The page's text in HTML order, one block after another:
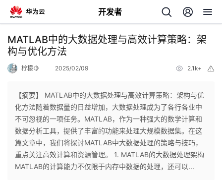
开发者
返
回
个
人
主
我
的
MATLAB中的大数据处理与高效计算策略：架
构与优化方法
柠檬🍋 2025/02/09 2.1k+
【摘要】 MATLAB中的大数据处理与高效计算策略：架构与优
化方法随着数据量的日益增加，大数据处理成为了各行各业中
不可忽视的一项任务。MATLAB，作为一种强大的数学计算和
数据分析工具，提供了丰富的功能来处理大规模数据集。在这
篇文章中，我们将探讨MATLAB中大数据处理的策略与技巧，
重点关注高效计算和资源管理。 1. MATLAB的大数据处理架构
MATLAB的计算能力不仅限于内存中数据的处理，还可以...